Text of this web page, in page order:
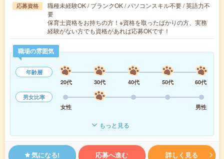
応募資格
職種未経験OK / ブランクOK / パソコンスキル不要 / 英語力不
要
保育士資格をお持ちの方！※資格を取ったばかりの方、実務
経験がない方でも資格があれば応募OKです！
職場の雰囲気
年齢層
20代
30代 40代 50代
60代
男女比率
女性
男性
もっと見る
気になる! 応募へ進む 詳しく見る